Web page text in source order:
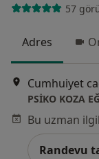
57
Adres
PSİKO KOZA
Randevu